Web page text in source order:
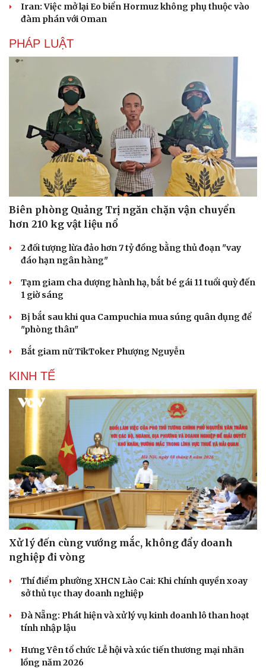
Tư vấn
Săn Tour
check-in
Câu chuyện thời sự
Đọc truyện đêm khuya
Cửa sổ tình yêu
Kể chuyện cho bé
Hạt giống tâm hồn
Iran: Việc mở lại Eo biển Hormuz không phụ thuộc vào
đàm phán với Oman
PHÁP LUẬT
Biên phòng Quảng Trị ngăn chặn vận chuyển
hơn 210 kg vật liệu nổ
2 đối tượng lừa đảo hơn 7 tỷ đồng bằng thủ đoạn "vay
đáo hạn ngân hàng"
Tạm giam cha dượng hành hạ, bắt bé gái 11 tuổi quỳ đến
1 giờ sáng
Bị bắt sau khi qua Campuchia mua súng quân dụng để
"phòng thân"
Bắt giam nữ TikToker Phượng Nguyễn
KINH TẾ
Xử lý đến cùng vướng mắc, không đẩy doanh
nghiệp đi vòng
Thí điểm phường XHCN Lào Cai: Khi chính quyền xoay
sở thủ tục thay doanh nghiệp
Đà Nẵng: Phát hiện và xử lý vụ kinh doanh lô than hoạt
tính nhập lậu
Hưng Yên tổ chức Lễ hội và xúc tiến thương mại nhãn
lồng năm 2026